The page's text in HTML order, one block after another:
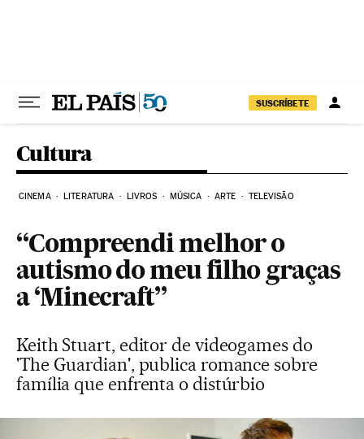
SUSCRÍBETE
Cultura
CINEMA LITERATURA LIVROS MÚSICA ARTE TELEVISÃO
“Compreendi melhor o
autismo do meu filho graças
a ‘Minecraft”
Keith Stuart, editor de videogames do
'The Guardian', publica romance sobre
família que enfrenta o distúrbio